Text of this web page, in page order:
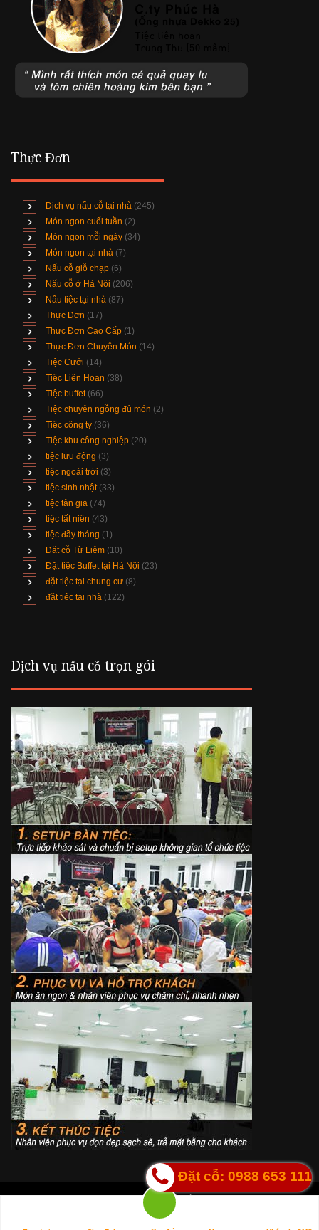
Thực Đơn
Dịch vụ nấu cỗ tại nhà (245)
Món ngon cuối tuần (2)
Món ngon mỗi ngày (34)
Món ngon tại nhà (7)
Nấu cỗ giỗ chạp (6)
Nấu cỗ ở Hà Nội (206)
Nấu tiệc tại nhà (87)
Thực Đơn (17)
Thực Đơn Cao Cấp (1)
Thực Đơn Chuyên Món (14)
Tiệc Cưới (14)
Tiệc Liên Hoan (38)
Tiệc buffet (66)
Tiệc chuyên ngỗng đủ món (2)
Tiệc công ty (36)
Tiệc khu công nghiệp (20)
tiệc lưu động (3)
tiệc ngoài trời (3)
tiệc sinh nhật (33)
tiệc tân gia (74)
tiệc tất niên (43)
tiệc đầy tháng (1)
Đặt cỗ Từ Liêm (10)
Đặt tiệc Buffet tại Hà Nội (23)
đặt tiệc tại chung cư (8)
đặt tiệc tại nhà (122)
Dịch vụ nấu cỗ trọn gói
Đặt cỗ: 0988 653 111
Dịch Vụ Nấu Cỗ Tại Nhà Hà Nội
| Liên Hệ: Số 19 ngõ 82 Mễ Trì Hạ- Nam Từ Liêm -